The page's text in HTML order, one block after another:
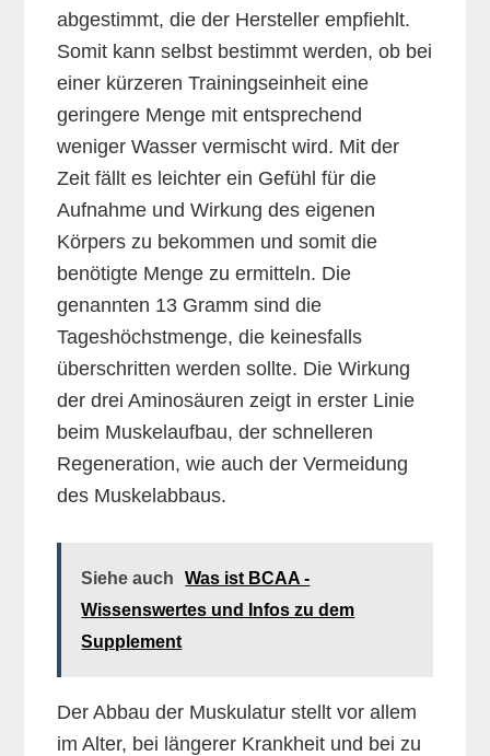
abgestimmt, die der Hersteller empfiehlt.
Somit kann selbst bestimmt werden, ob bei
einer kürzeren Trainingseinheit eine
geringere Menge mit entsprechend
weniger Wasser vermischt wird. Mit der
Zeit fällt es leichter ein Gefühl für die
Aufnahme und Wirkung des eigenen
Körpers zu bekommen und somit die
benötigte Menge zu ermitteln. Die
genannten 13 Gramm sind die
Tageshöchstmenge, die keinesfalls
überschritten werden sollte. Die Wirkung
der drei Aminosäuren zeigt in erster Linie
beim Muskelaufbau, der schnelleren
Regeneration, wie auch der Vermeidung
des Muskelabbaus.
Siehe auch
Was ist BCAA -
Wissenswertes und Infos zu dem
Supplement
Der Abbau der Muskulatur stellt vor allem
im Alter, bei längerer Krankheit und bei zu